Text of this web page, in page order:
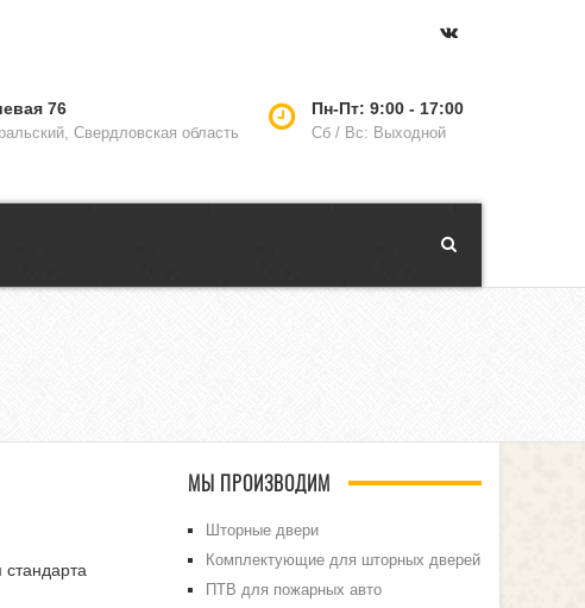
Пн-Пт: 9:00 - 17:00
Сб / Вс: Выходной
76
Свердловская область
МЫ ПРОИЗВОДИМ
Шторные двери
Комплектующие для шторных дверей
ПТВ для пожарных авто